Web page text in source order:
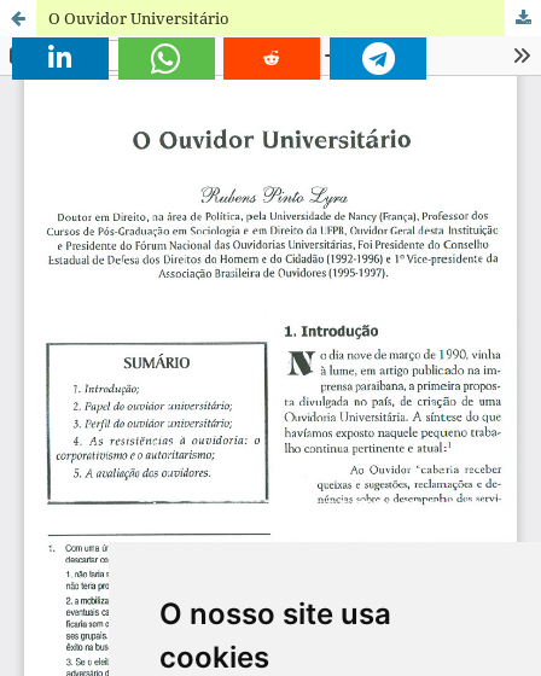
O nosso site usa
cookies
O Ouvidor Universitário